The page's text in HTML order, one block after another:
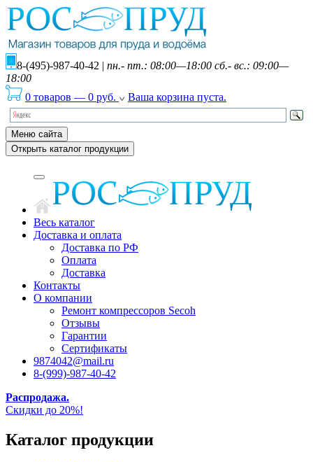
8-(495)-987-40-42 | пн.- пт.: 08:00—18:00 сб.- вс.: 09:00—
18:00
0 товаров — 0 руб. Ваша корзина пуста.
Меню сайта
Открыть каталог продукции
Весь каталог
Доставка и оплата
Доставка по РФ
Оплата
Доставка
Контакты
О компании
Ремонт компрессоров Secoh
Отзывы
Гарантии
Сертификаты
9874042@mail.ru
8-(999)-987-40-42
Распродажа.
Скидки до 20%!
Каталог продукции